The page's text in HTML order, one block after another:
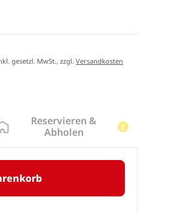
gesetzl. MwSt., zzgl.Versandkosten
Reservieren &
Abholen